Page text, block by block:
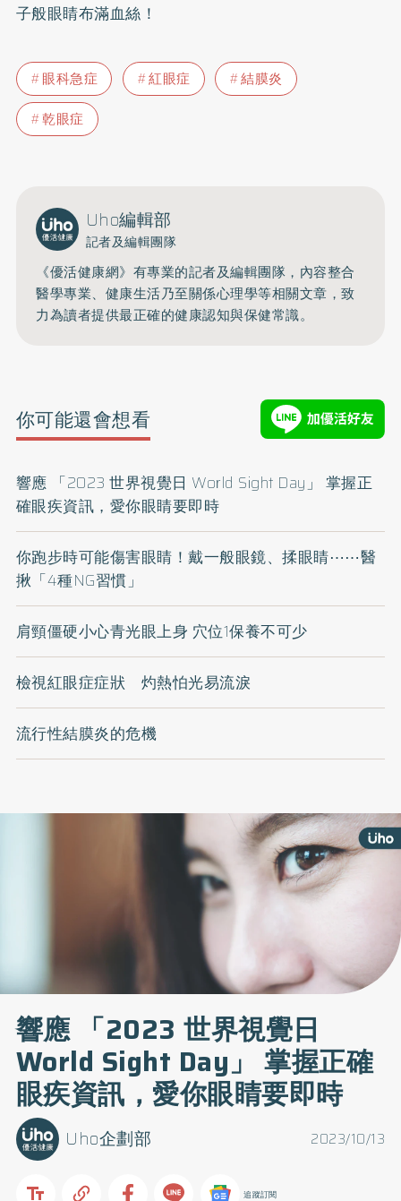
子般眼睛布滿血絲！
眼科急症 紅眼症
結膜炎
乾眼症
Uho編輯部
記者及編輯團隊
《優活健康網》有專業的記者及編輯團隊，內容整合
醫學專業、健康生活乃至關係心理學等相關文章，致
力為讀者提供最正確的健康認知與保健常識。
你可能還會想看
響應 「2023 世界視覺日 World Sight Day」 掌握正
確眼疾資訊，愛你眼睛要即時
你跑步時可能傷害眼睛！戴一般眼鏡、揉眼睛⋯⋯醫
揪「4種NG習慣」
肩頸僵硬小心青光眼上身 穴位1保養不可少
檢視紅眼症症狀 灼熱怕光易流淚
流行性結膜炎的危機
響應 「2023 世界視覺日
World Sight Day」 掌握正確
眼疾資訊，愛你眼睛要即時
2023/10/13
Uho企劃部
追蹤訂閱